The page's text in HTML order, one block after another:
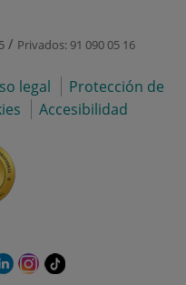
/ Privados: 91 090 05 16
legal
Protección de
Accesibilidad
EsteEsteEnlace